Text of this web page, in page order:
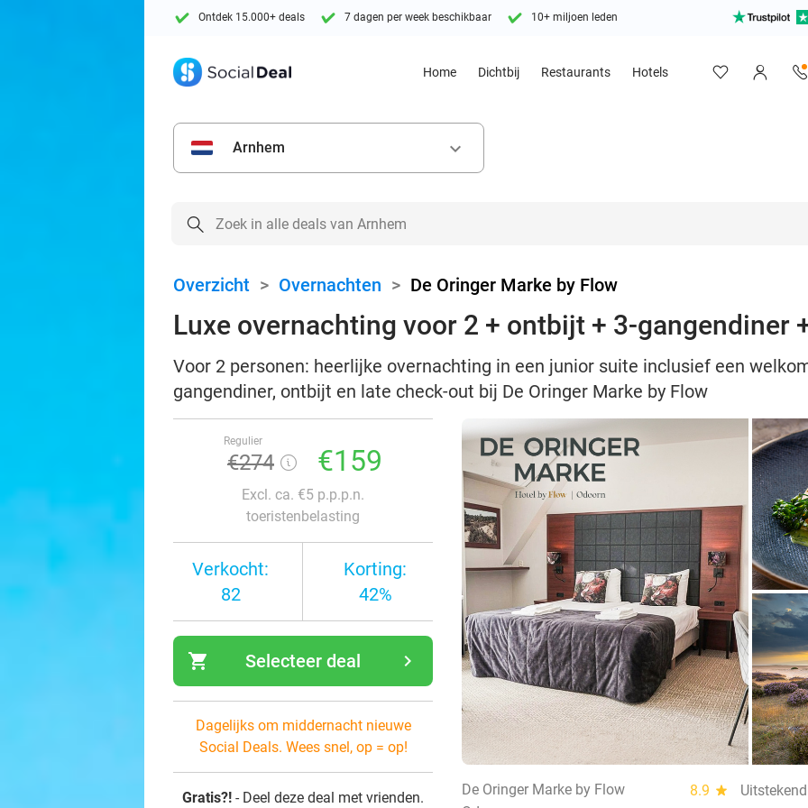
Ontdek 15.000+ deals 7 dagen per week beschikbaar 10+ miljoen leden
Home Dichtbij Restaurants Hotels
Arnhem keyboard_arrow_down
Overzicht > Overnachten > De Oringer Marke by Flow
Luxe overnachting voor 2 + ontbijt + 3-gangendiner
Voor 2 personen: heerlijke overnachting in een junior suite inclusief een
gangendiner, ontbijt en late check-out bij De Oringer Marke by Flow
Regulier
€274 €159
Excl. ca. €5 p.p.p.n.
toeristenbelasting
Verkocht:
82
Korting:
42%
shopping_cart navigate_next
Selecteer deal
Dagelijks om middernacht nieuwe
Social Deals. Wees snel, op = op!
Gratis?! - Deel deze deal met vrienden.
De Oringer Marke by Flow 8.9 star